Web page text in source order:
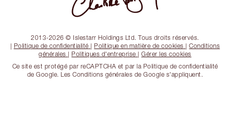
2013-2026 © Islestarr Holdings Ltd. Tous droits réservés.
| Politique de confidentialité |Politique en matière de cookies |Conditions
générales |Politiques d'entreprise |Gérer les cookies
Ce site est protégé par reCAPTCHA et par la Politique de confidentialité
de Google. Les Conditions générales de Google s'appliquent.